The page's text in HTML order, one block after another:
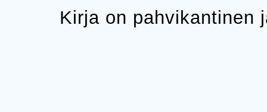
Kirja on pahvikantinen